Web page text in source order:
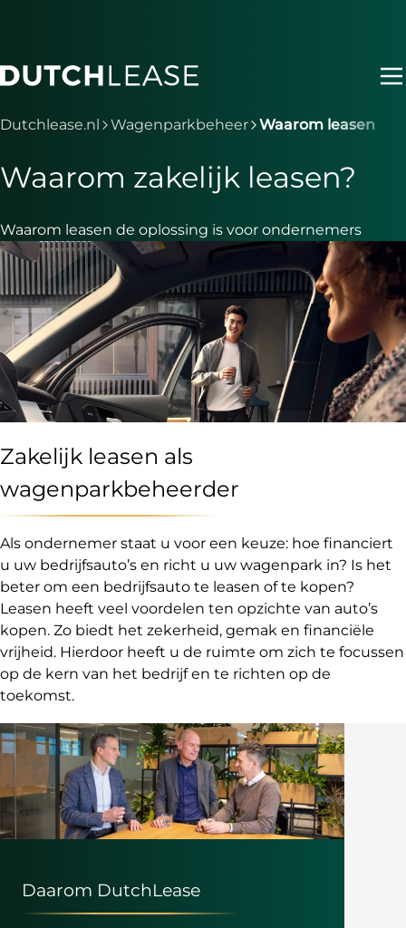
Je bent nu voorbij het hoofdmenu
Dutchlease.nl Wagenparkbeheer Waarom leasen
Waarom zakelijk leasen?
Waarom leasen de oplossing is voor ondernemers
Zakelijk leasen als
wagenparkbeheerder
Als ondernemer staat u voor een keuze: hoe financiert
u uw bedrijfsauto’s en richt u uw wagenpark in? Is het
beter om een bedrijfsauto te leasen of te kopen?
Leasen heeft veel voordelen ten opzichte van auto’s
kopen. Zo biedt het zekerheid, gemak en financiële
vrijheid. Hierdoor heeft u de ruimte om zich te focussen
op de kern van het bedrijf en te richten op de
toekomst.
Daarom DutchLease